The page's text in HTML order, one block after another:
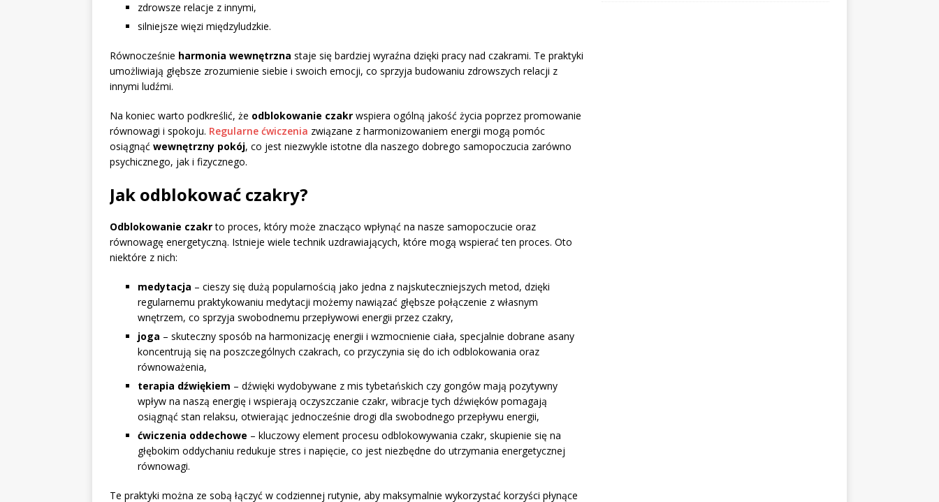
zdrowsze relacje z innymi,
silniejsze więzi międzyludzkie.
Równocześnie harmonia wewnętrzna staje się bardziej wyraźna dzięki pracy nad czakrami. Te praktyki
umożliwiają głębsze zrozumienie siebie i swoich emocji, co sprzyja budowaniu zdrowszych relacji z
innymi ludźmi.
Na koniec warto podkreślić, że odblokowanie czakr wspiera ogólną jakość życia poprzez promowanie
równowagi i spokoju. Regularne ćwiczenia związane z harmonizowaniem energii mogą pomóc
osiągnąć wewnętrzny pokój, co jest niezwykle istotne dla naszego dobrego samopoczucia zarówno
psychicznego, jak i fizycznego.
Jak odblokować czakry?
Odblokowanie czakrto proces, który może znacząco wpłynąć na nasze samopoczucie oraz
równowagę energetyczną. Istnieje wiele technik uzdrawiających, które mogą wspierać ten proces. Oto
niektóre z nich:
medytacja – cieszy się dużą popularnością jako jedna z najskuteczniejszych metod, dzięki
regularnemu praktykowaniu medytacji możemy nawiązać głębsze połączenie z własnym
wnętrzem, co sprzyja swobodnemu przepływowi energii przez czakry,
joga – skuteczny sposób na harmonizację energii i wzmocnienie ciała, specjalnie dobrane asany
koncentrują się na poszczególnych czakrach, co przyczynia się do ich odblokowania oraz
równoważenia,
terapia dźwiękiem – dźwięki wydobywane z mis tybetańskich czy gongów mają pozytywny
wpływ na naszą energię i wspierają oczyszczanie czakr, wibracje tych dźwięków pomagają
osiągnąć stan relaksu, otwierając jednocześnie drogi dla swobodnego przepływu energii,
ćwiczenia oddechowe – kluczowy element procesu odblokowywania czakr, skupienie się na
głębokim oddychaniu redukuje stres i napięcie, co jest niezbędne do utrzymania energetycznej
równowagi.
Te praktyki można ze sobą łączyć w codziennej rutynie, aby maksymalnie wykorzystać korzyści płynące